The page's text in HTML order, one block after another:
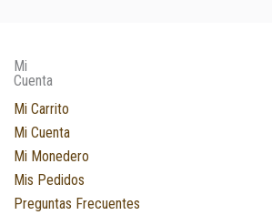
Mi
Cuenta
Mi Carrito
Mi Cuenta
Mi Monedero
Mis Pedidos
Preguntas Frecuentes